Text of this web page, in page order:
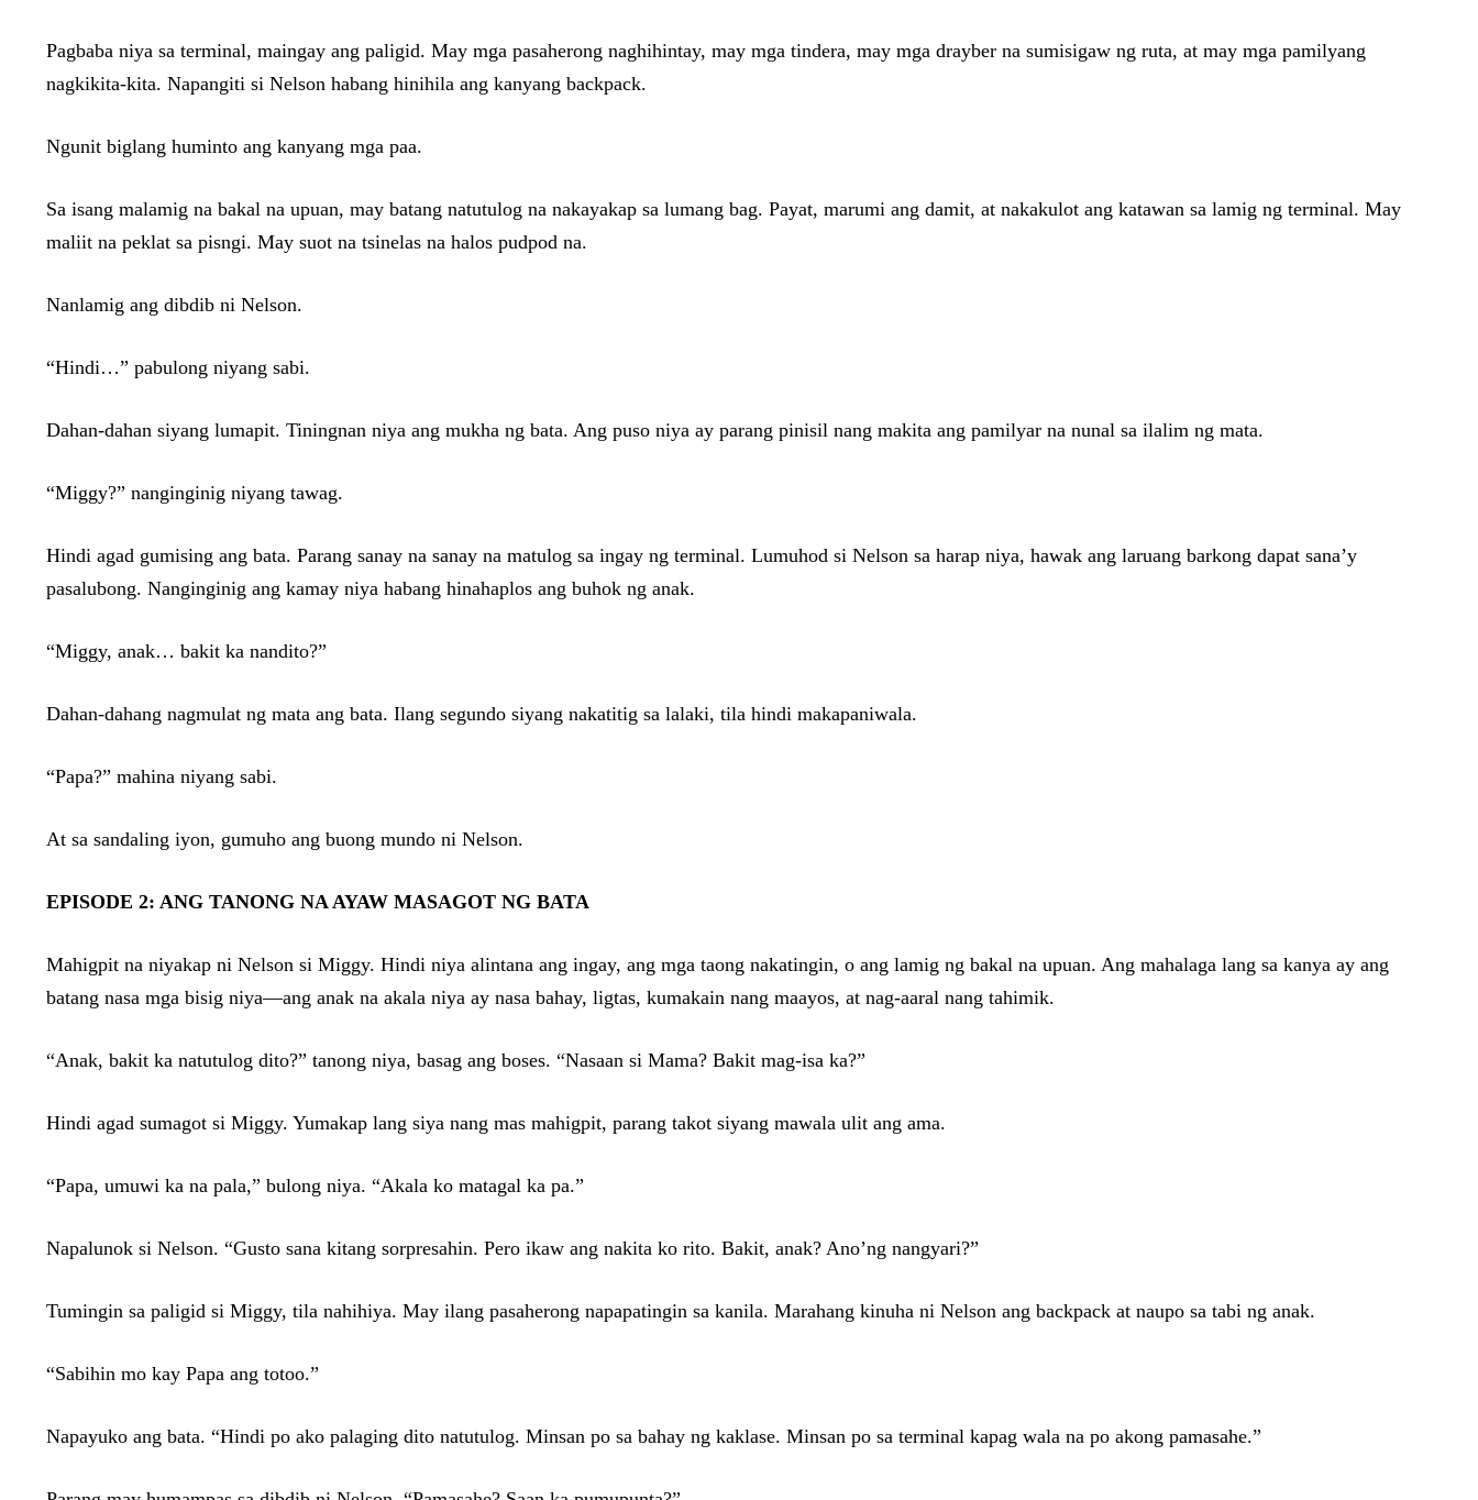
Pagbaba niya sa terminal, maingay ang paligid. May mga pasaherong naghihintay, may mga tindera, may mga drayber na sumisigaw ng ruta, at may mga pamilyang
nagkikita-kita. Napangiti si Nelson habang hinihila ang kanyang backpack.
Ngunit biglang huminto ang kanyang mga paa.
Sa isang malamig na bakal na upuan, may batang natutulog na nakayakap sa lumang bag. Payat, marumi ang damit, at nakakulot ang katawan sa lamig ng terminal. May
maliit na peklat sa pisngi. May suot na tsinelas na halos pudpod na.
Nanlamig ang dibdib ni Nelson.
“Hindi…” pabulong niyang sabi.
Dahan-dahan siyang lumapit. Tiningnan niya ang mukha ng bata. Ang puso niya ay parang pinisil nang makita ang pamilyar na nunal sa ilalim ng mata.
“Miggy?” nanginginig niyang tawag.
Hindi agad gumising ang bata. Parang sanay na sanay na matulog sa ingay ng terminal. Lumuhod si Nelson sa harap niya, hawak ang laruang barkong dapat sana’y
pasalubong. Nanginginig ang kamay niya habang hinahaplos ang buhok ng anak.
“Miggy, anak… bakit ka nandito?”
Dahan-dahang nagmulat ng mata ang bata. Ilang segundo siyang nakatitig sa lalaki, tila hindi makapaniwala.
“Papa?” mahina niyang sabi.
At sa sandaling iyon, gumuho ang buong mundo ni Nelson.
EPISODE 2: ANG TANONG NA AYAW MASAGOT NG BATA
Mahigpit na niyakap ni Nelson si Miggy. Hindi niya alintana ang ingay, ang mga taong nakatingin, o ang lamig ng bakal na upuan. Ang mahalaga lang sa kanya ay ang
batang nasa mga bisig niya—ang anak na akala niya ay nasa bahay, ligtas, kumakain nang maayos, at nag-aaral nang tahimik.
“Anak, bakit ka natutulog dito?” tanong niya, basag ang boses. “Nasaan si Mama? Bakit mag-isa ka?”
Hindi agad sumagot si Miggy. Yumakap lang siya nang mas mahigpit, parang takot siyang mawala ulit ang ama.
“Papa, umuwi ka na pala,” bulong niya. “Akala ko matagal ka pa.”
Napalunok si Nelson. “Gusto sana kitang sorpresahin. Pero ikaw ang nakita ko rito. Bakit, anak? Ano’ng nangyari?”
Tumingin sa paligid si Miggy, tila nahihiya. May ilang pasaherong napapatingin sa kanila. Marahang kinuha ni Nelson ang backpack at naupo sa tabi ng anak.
“Sabihin mo kay Papa ang totoo.”
Napayuko ang bata. “Hindi po ako palaging dito natutulog. Minsan po sa bahay ng kaklase. Minsan po sa terminal kapag wala na po akong pamasahe.”